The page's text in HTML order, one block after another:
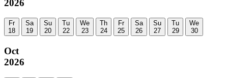
2026
Fr
18
Sa
19
Su
20
Tu
22
We
23
Th
24
Fr
25
Sa
26
Su
27
Tu
29
We
30
Oct
2026